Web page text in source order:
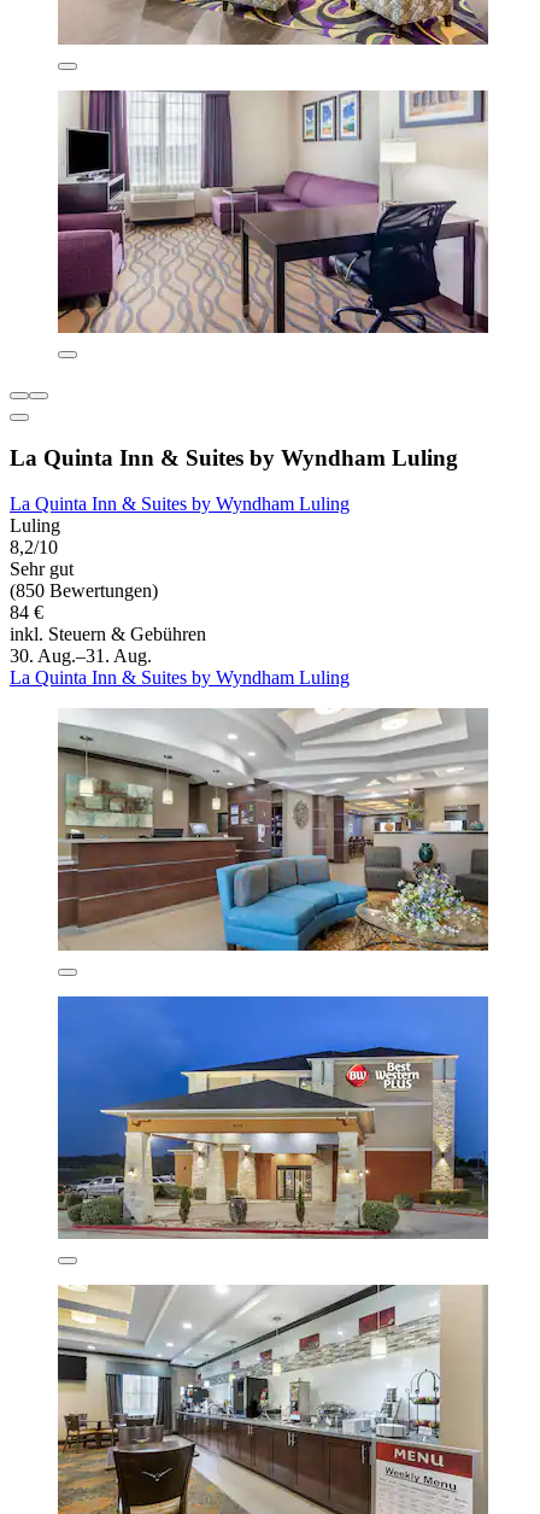
La Quinta Inn & Suites by Wyndham Luling
La Quinta Inn & Suites by Wyndham Luling
Luling
8,2/10
Sehr gut
(850 Bewertungen)
84 €
inkl. Steuern & Gebühren
30. Aug.–31. Aug.
La Quinta Inn & Suites by Wyndham Luling